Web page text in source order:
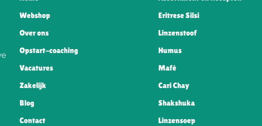
Webshop
Over ons
Opstart-coaching
Vacatures
Zakelijk
Blog
Contact
Eritrese Silsi
Linzenstoof
Humus
Mafé
Cari Chay
Shakshuka
Linzensoep